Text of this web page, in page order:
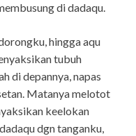
di dadaqu.
hingga aqu
tubuh
di depannya, napas
Matanya melotot
keelokan
dgn tanganku,